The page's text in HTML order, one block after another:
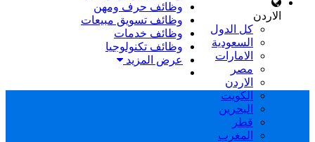
الاردن
كل الدول
السعودية
الامارات
مصر
الاردن
الكويت
البحرين
قطر
المغرب
وظائف حرف ومهن
وظائف تسويق مبيعات
وظائف خدمات
وظائف تكنولوجيا
عرض المزيد